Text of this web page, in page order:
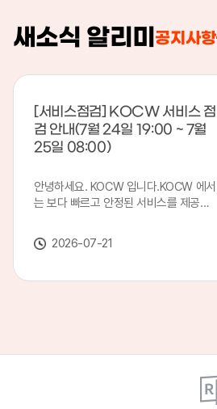
새소식 알리미 공지사항
[서비스점검] KOCW 서비스 점
검 안내(7월 24일 19:00 ~ 7월
25일 08:00)
안녕하세요. KOCW 입니다.KOCW 에서
는 보다 빠르고 안정된 서비스를 제공하
합니다.※ 서비스 점검 작업 일시 : 7월
24일(금) 19:00 ~ 7월 25일(토) 08:00
안 서비스가 일시 중지될 수 있으니, 이
2026-07-21